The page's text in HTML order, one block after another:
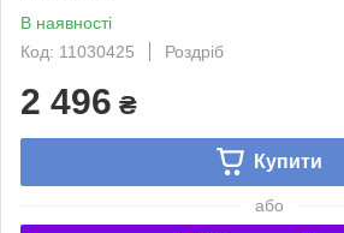
В наявності
Код: 11030425
Роздріб
2 496 ₴
Купити
або